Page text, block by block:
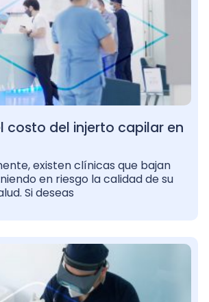
costo del injerto capilar en
existen clínicas que bajan
en riesgo la calidad de su
Si deseas